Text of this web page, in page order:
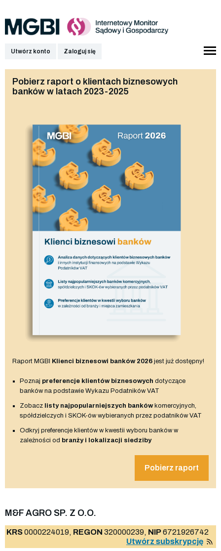
Utwórz konto Zaloguj się
Pobierz raport o klientach biznesowych
banków w latach 2023-2025
Raport MGBI Klienci biznesowi banków 2026 jest już dostępny!
Poznaj preferencje klientów biznesowych dotyczące
banków na podstawie Wykazu Podatników VAT
Zobacz listy najpopularniejszych bankówkomercyjnych,
spółdzielczych i SKOK-ów wybieranych przez podatników VAT
Odkryj preferencje klientów w kwestii wyboru banków w
zależności od branży i lokalizacji siedziby
Pobierz raport
M&F AGRO SP. Z O.O.
KRS0000224019, REGON 320000239, NIP6721926742
Utwórz subskrypcję